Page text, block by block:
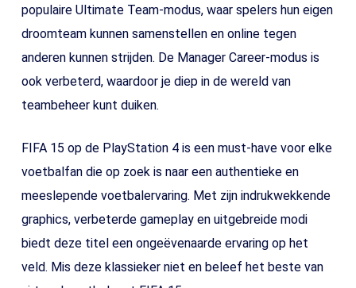
populaire Ultimate Team-modus, waar spelers hun eigen
droomteam kunnen samenstellen en online tegen
anderen kunnen strijden. De Manager Career-modus is
ook verbeterd, waardoor je diep in de wereld van
teambeheer kunt duiken.
FIFA 15 op de PlayStation 4 is een must-have voor elke
voetbalfan die op zoek is naar een authentieke en
meeslepende voetbalervaring. Met zijn indrukwekkende
graphics, verbeterde gameplay en uitgebreide modi
biedt deze titel een ongeëvenaarde ervaring op het
veld. Mis deze klassieker niet en beleef het beste van